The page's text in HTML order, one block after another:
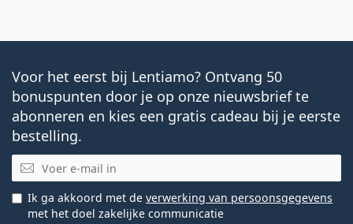
Voor het eerst bij Lentiamo? Ontvang 50
bonuspunten door je op onze nieuwsbrief te
abonneren en kies een gratis cadeau bij je eerste
bestelling.
E-mail
Ik ga akkoord met de verwerking van persoonsgegevens
met het doel zakelijke communicatie